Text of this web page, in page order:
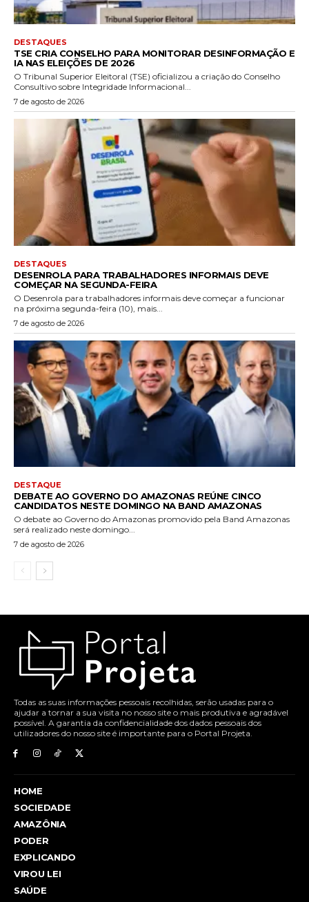
DESTAQUES
TSE CRIA CONSELHO PARA MONITORAR DESINFORMAÇÃO E
IA NAS ELEIÇÕES DE 2026
O Tribunal Superior Eleitoral (TSE) oficializou a criação do Conselho
Consultivo sobre Integridade Informacional...
7 de agosto de 2026
DESTAQUES
DESENROLA PARA TRABALHADORES INFORMAIS DEVE
COMEÇAR NA SEGUNDA-FEIRA
O Desenrola para trabalhadores informais deve começar a funcionar
na próxima segunda-feira (10), mais...
7 de agosto de 2026
DESTAQUE
DEBATE AO GOVERNO DO AMAZONAS REÚNE CINCO
CANDIDATOS NESTE DOMINGO NA BAND AMAZONAS
O debate ao Governo do Amazonas promovido pela Band Amazonas
será realizado neste domingo...
7 de agosto de 2026
Todas as suas informações pessoais recolhidas, serão usadas para o
ajudar a tornar a sua visita no nosso site o mais produtiva e agradável
possível. A garantia da confidencialidade dos dados pessoais dos
utilizadores do nosso site é importante para o Portal Projeta.
HOME
SOCIEDADE
AMAZÔNIA
PODER
EXPLICANDO
VIROU LEI
SAÚDE